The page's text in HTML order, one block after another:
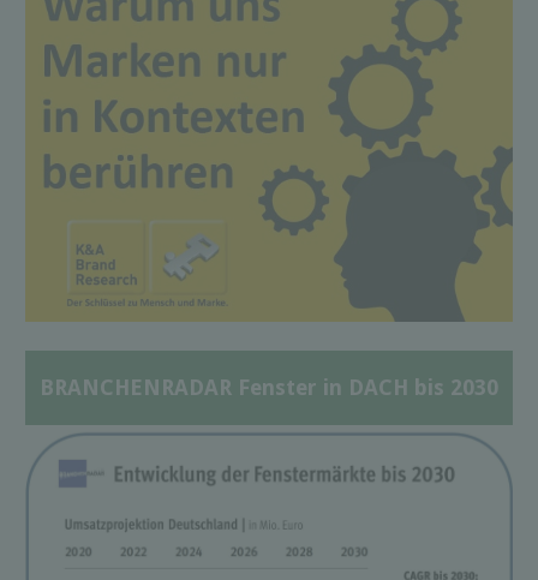
BRANCHENRADAR Fenster in DACH bis 2030